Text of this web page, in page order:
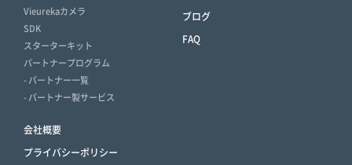
Vieurekaカメラ
SDK
スターターキット
パートナープログラム
- パートナー一覧
- パートナー製サービス
ブログ
FAQ
会社概要
プライバシーポリシー